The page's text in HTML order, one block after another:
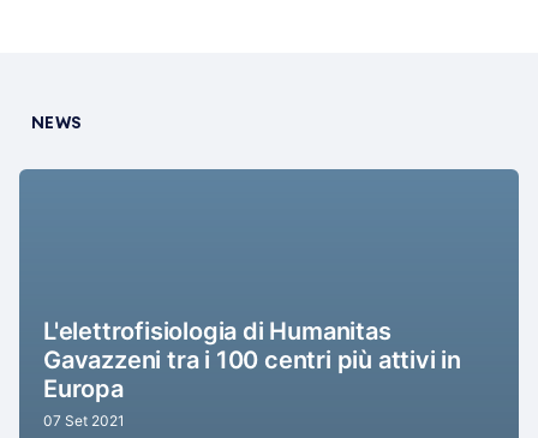
NEWS
L'elettrofisiologia di Humanitas
Gavazzeni tra i 100 centri più attivi in
Europa
07 Set 2021